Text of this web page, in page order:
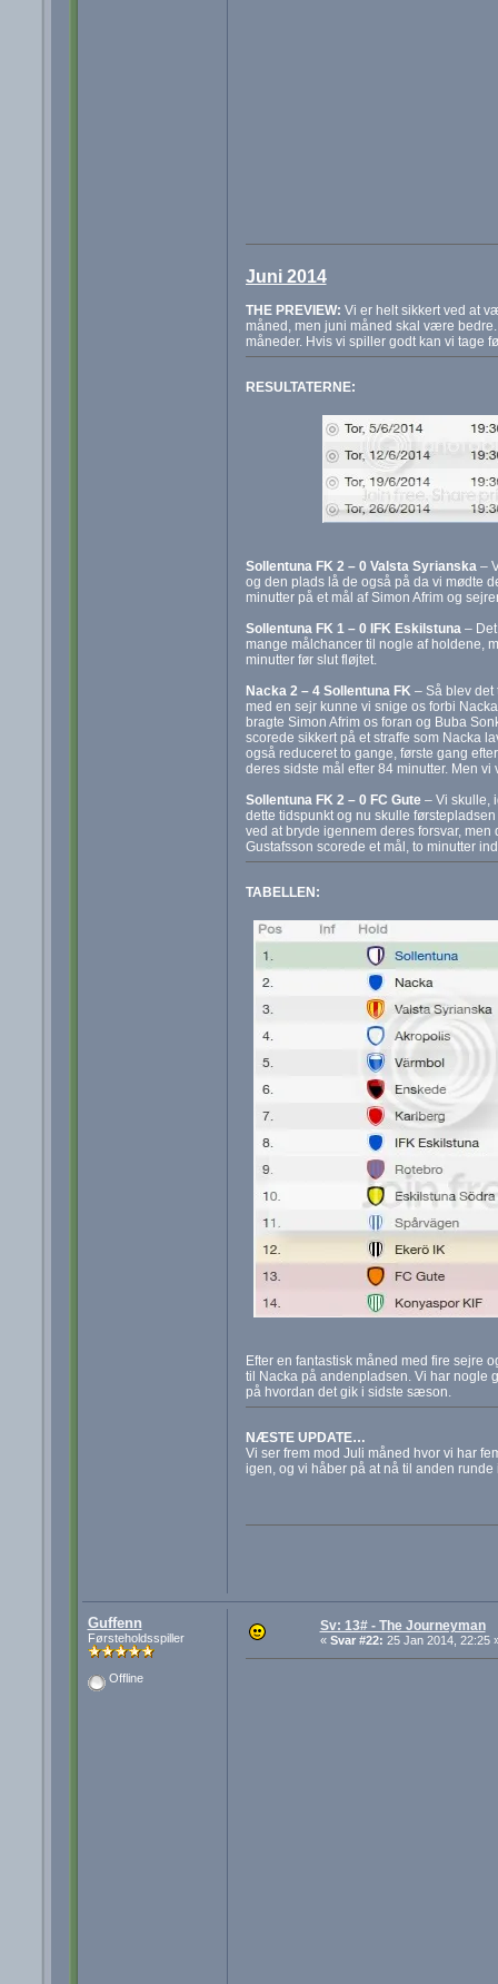
Juni 2014
THE PREVIEW: Vi er helt sikkert ved at
måned, men juni måned skal være
måneder. Hvis vi spiller godt kan vi tage
RESULTATERNE:
Sollentuna FK 2 – 0 Valsta Syrianska –
og den plads lå de også på da vi mødte
minutter på et mål af Simon Afrim og
Sollentuna FK 1 – 0 IFK Eskilstuna –
mange målchancer til nogle af holdene,
minutter før slut fløjtet.
Nacka 2 – 4 Sollentuna FK – Så blev det
med en sejr kunne vi snige os forbi
bragte Simon Afrim os foran og Buba
scorede sikkert på et straffe som Nacka
også reduceret to gange, første gang
deres sidste mål efter 84 minutter. Men
Sollentuna FK 2 – 0 FC Gute– Vi skulle,
dette tidspunkt og nu skulle
ved at bryde igennem deres forsvar,
Gustafsson scorede et mål, to minutter
TABELLEN:
Efter en fantastisk måned med fire sejre
til Nacka på andenpladsen. Vi har nogle
på hvordan det gik i sidste sæson.
NÆSTE UPDATE…
Vi ser frem mod Juli måned hvor vi har
igen, og vi håber på at nå til anden runde
Guffenn
Førsteholdsspiller
Offline
Sv: 13# - The Journeyman
« Svar #22: 25 Jan 2014, 22:25